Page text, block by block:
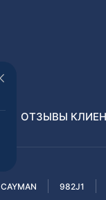
ОТЗЫВЫ
CAYMAN 982J1